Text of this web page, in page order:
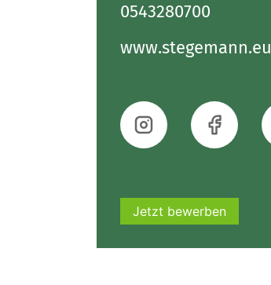
0543280700
www.stegemann.eu
Jetzt bewerben